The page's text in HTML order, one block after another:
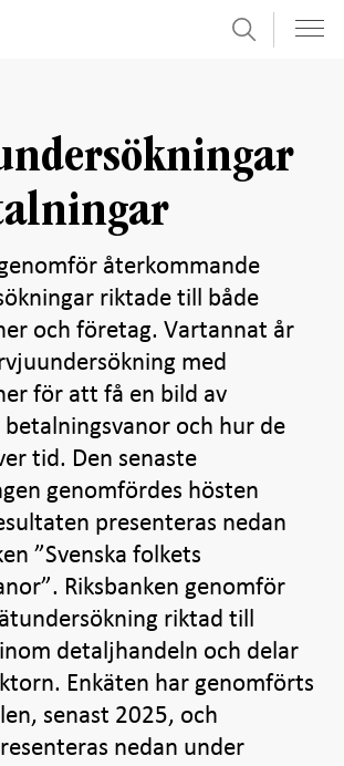
Sök
återkommande
riktade till både
och företag. Vartannat år
med
för att få en bild av
betalningsvanor och hur de
tid. Den senaste
genomfördes hösten
presenteras nedan
”Svenska folkets
Riksbanken genomför
riktad till
detaljhandeln och delar
Enkäten har genomförts
senast 2025, och
nedan under